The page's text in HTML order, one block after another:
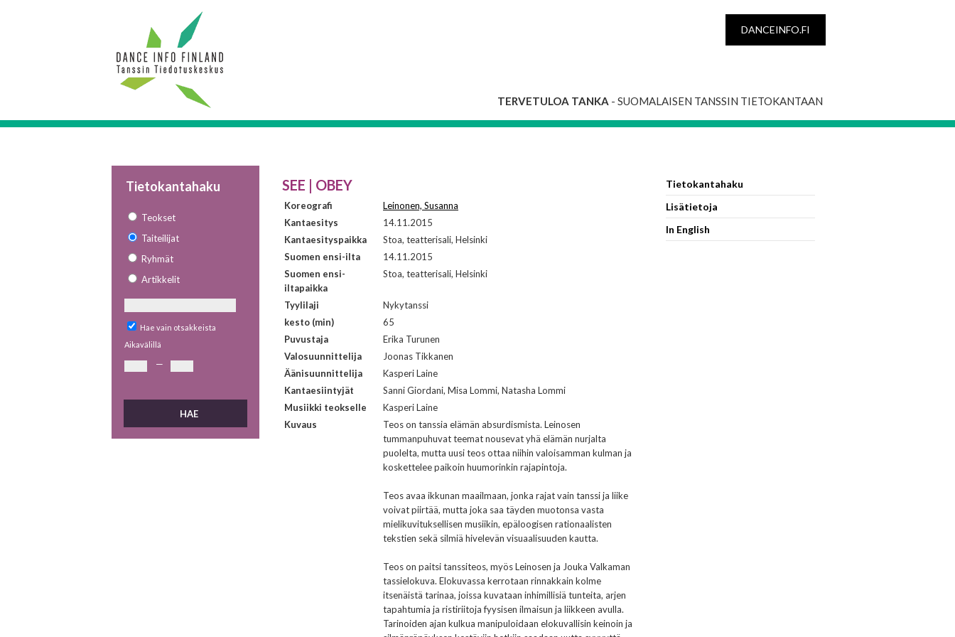
DANCEINFO.FI
TERVETULOA TANKA - SUOMALAISEN TANSSIN TIETOKANTAAN
Tietokantahaku
Teokset
Taiteilijat
Ryhmät
Artikkelit
Hae vain otsakkeista
Aikavälillä
—
SEE | OBEY
Koreografi
Leinonen, Susanna
Kantaesitys
14.11.2015
Kantaesityspaikka
Stoa, teatterisali, Helsinki
Suomen ensi-ilta
14.11.2015
Suomen ensi-
iltapaikka
Stoa, teatterisali, Helsinki
Tyylilaji
Nykytanssi
kesto (min)
65
Puvustaja
Erika Turunen
Valosuunnittelija
Joonas Tikkanen
Äänisuunnittelija
Kasperi Laine
Kantaesiintyjät
Sanni Giordani, Misa Lommi, Natasha Lommi
Musiikki teokselle
Kasperi Laine
Kuvaus
Teos on tanssia elämän absurdismista. Leinosen
tummanpuhuvat teemat nousevat yhä elämän nurjalta
puolelta, mutta uusi teos ottaa niihin valoisamman kulman ja
koskettelee paikoin huumorinkin rajapintoja.
Teos avaa ikkunan maailmaan, jonka rajat vain tanssi ja liike
voivat piirtää, mutta joka saa täyden muotonsa vasta
mielikuvituksellisen musiikin, epäloogisen rationaalisten
tekstien sekä silmiä hivelevän visuaalisuuden kautta.
Teos on paitsi tanssiteos, myös Leinosen ja Jouka Valkaman
tassielokuva. Elokuvassa kerrotaan rinnakkain kolme
itsenäistä tarinaa, joissa kuvataan inhimillisiä tunteita, arjen
tapahtumia ja ristiriitoja fyysisen ilmaisun ja liikkeen avulla.
Tarinoiden ajan kulkua manipuloidaan elokuvallisin keinoin ja
Tietokantahaku
Lisätietoja
In English